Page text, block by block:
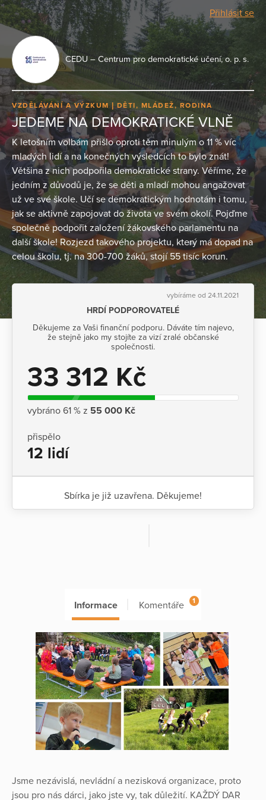
Přihlásit se
CEDU – Centrum pro demokratické učení, o. p. s.
VZDĚLÁVÁNÍ A VÝZKUM DĚTI, MLÁDEŽ, RODINA
JEDEME NA DEMOKRATICKÉ VLNĚ
K letošním volbám přišlo oproti těm minulým o 11 % víc
mladých lidí a na konečných výsledcích to bylo znát!
Většina z nich podpořila demokratické strany. Věříme, že
jedním z důvodů je, že se děti a mladí mohou angažovat
už ve své škole. Učí se demokratickým hodnotám i tomu,
jak se aktivně zapojovat do života ve svém okolí. Pojďme
společně podpořit založení žákovského parlamentu na
další škole! Rozjezd takového projektu, který má dopad na
celou školu, tj. na 300-700 žáků, stojí 55 tisíc korun.
vybíráme od 24.11.2021
HRDÍ PODPOROVATELÉ
Děkujeme za Vaši finanční podporu. Dáváte tím najevo,
že stejně jako my stojíte za vizí zralé občanské
společnosti.
33 312 Kč
vybráno 61 % z 55 000 Kč
přispělo
12 lidí
Sbírka je již uzavřena. Děkujeme!
Informace Komentáře 1
Jsme nezávislá, nevládní a nezisková organizace, proto
jsou pro nás dárci, jako jste vy, tak důležití. KAŽDÝ DAR